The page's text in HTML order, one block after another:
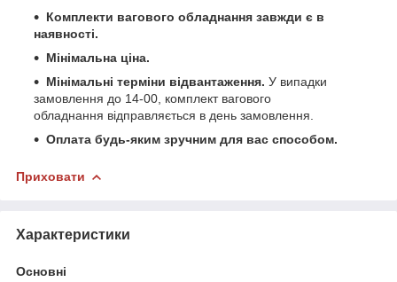
Комплекти вагового обладнання завжди є в
наявності.
Мінімальна ціна.
Мінімальні терміни відвантаження. У випадки
замовлення до 14-00, комплект вагового
обладнання відправляється в день замовлення.
Оплата будь-яким зручним для вас способом.
Приховати
Характеристики
Основні